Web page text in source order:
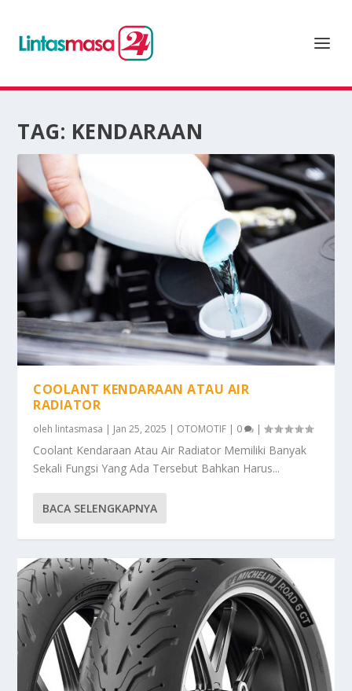
TAG: KENDARAAN
COOLANT KENDARAAN ATAU AIR
RADIATOR
oleh lintasmasa | Jan 25, 2025 | OTOMOTIF | 0 |
Coolant Kendaraan Atau Air Radiator Memiliki Banyak
Sekali Fungsi Yang Ada Tersebut Bahkan Harus...
BACA SELENGKAPNYA